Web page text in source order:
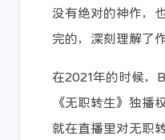
没有绝对的神作，
完的，深刻理解了
在2021年的时候，
《无职转生》独播
就在直播里对无职